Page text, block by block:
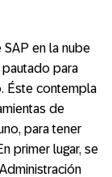
en la nube
para
Éste contempla
de
para tener
primer lugar, se